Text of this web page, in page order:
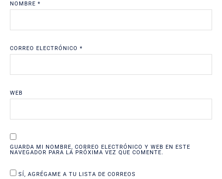
NOMBRE *
CORREO ELECTRÓNICO *
WEB
GUARDA MI NOMBRE, CORREO ELECTRÓNICO Y WEB EN ESTE
NAVEGADOR PARA LA PRÓXIMA VEZ QUE COMENTE.
SÍ, AGRÉGAME A TU LISTA DE CORREOS